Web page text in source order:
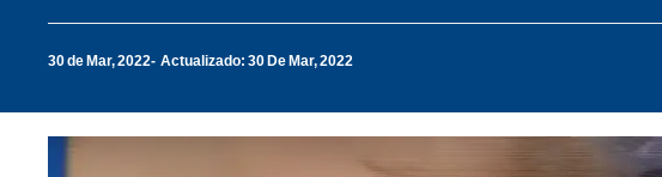
30 de Mar, 2022 Actualizado: 30 De Mar, 2022